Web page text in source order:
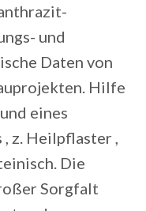
und
Daten von
Hilfe
eines
, z. Heilpflaster ,
Die
Sorgfalt